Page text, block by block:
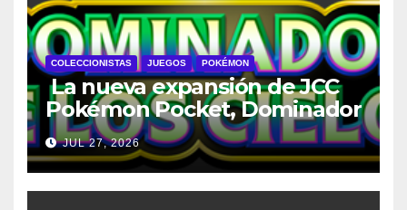
COLECCIONISTAS JUEGOS POKÉMON
La nueva expansión de JCC
Pokémon Pocket, Dominador
de los Cielos, se lanza el 29
de julio
JUL 27, 2026